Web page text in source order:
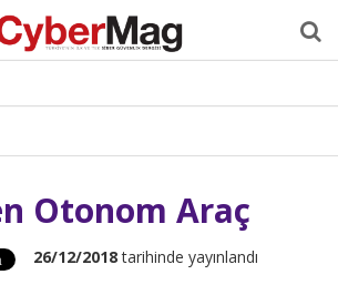
Dergi Editörden
Sizden Gelenler
İletişim
Otonom Araç
26/12/2018tarihinde yayınlandı